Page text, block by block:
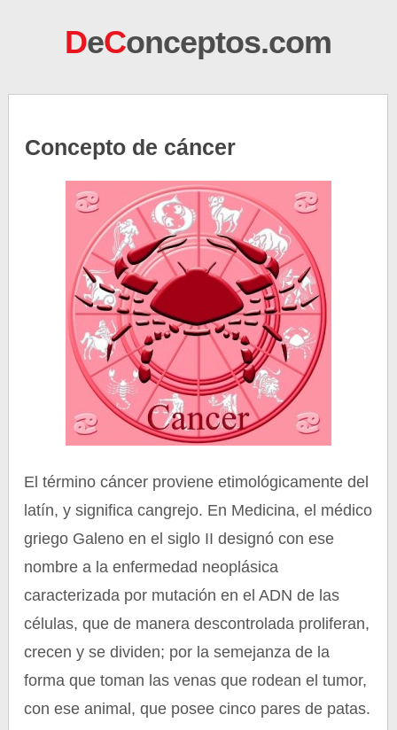
DeConceptos.com
Concepto de cáncer
El término cáncer proviene etimológicamente del
latín, y significa cangrejo. En Medicina, el médico
griego Galeno en el siglo II designó con ese
nombre a la enfermedad neoplásica
caracterizada por mutación en el ADN de las
células, que de manera descontrolada proliferan,
crecen y se dividen; por la semejanza de la
forma que toman las venas que rodean el tumor,
con ese animal, que posee cinco pares de patas.